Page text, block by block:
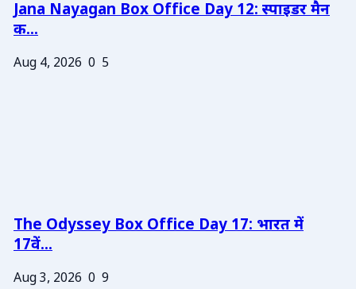
Jana Nayagan Box Office Day 12: स्पाइडर मैन
क...
Aug 4, 2026 0 5
The Odyssey Box Office Day 17: भारत में
17वें...
Aug 3, 2026 0 9